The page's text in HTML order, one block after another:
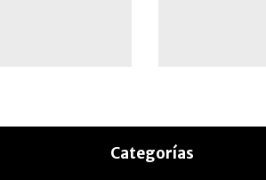
Categorías